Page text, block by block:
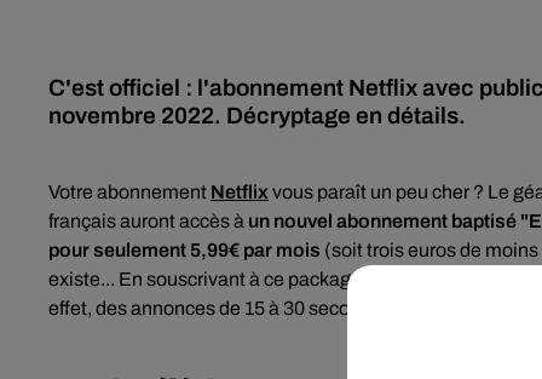
C'est officiel : l'abonnement Netflix avec
novembre 2022. Décryptage en détails.
Votre abonnement Netflix vous paraît un peu cher ? Le
français auront accès à un nouvel abonnement baptisé
pour seulement 5,99€ par mois (soit trois euros de
existe... En souscrivant à ce package, les spectateurs
effet, des annonces de 15 à 30 secondes seront diffusées